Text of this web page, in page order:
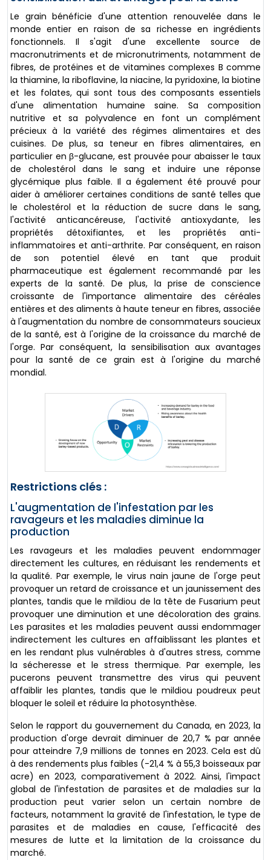
Le grain bénéficie d'une attention renouvelée dans le
monde entier en raison de sa richesse en ingrédients
fonctionnels. Il s'agit d'une excellente source de
macronutriments et de micronutriments, notamment de
fibres, de protéines et de vitamines complexes B comme
la thiamine, la riboflavine, la niacine, la pyridoxine, la biotine
et les folates, qui sont tous des composants essentiels
d'une alimentation humaine saine. Sa composition
nutritive et sa polyvalence en font un complément
précieux à la variété des régimes alimentaires et des
cuisines. De plus, sa teneur en fibres alimentaires, en
particulier en β-glucane, est prouvée pour abaisser le taux
de cholestérol dans le sang et induire une réponse
glycémique plus faible. Il a également été prouvé pour
aider à améliorer certaines conditions de santé telles que
le cholestérol et la réduction de sucre dans le sang,
l'activité anticancéreuse, l'activité antioxydante, les
propriétés détoxifiantes, et les propriétés anti-
inflammatoires et anti-arthrite. Par conséquent, en raison
de son potentiel élevé en tant que produit
pharmaceutique est également recommandé par les
experts de la santé. De plus, la prise de conscience
croissante de l'importance alimentaire des céréales
entières et des aliments à haute teneur en fibres, associée
à l'augmentation du nombre de consommateurs soucieux
de la santé, est à l'origine de la croissance du marché de
l'orge. Par conséquent, la sensibilisation aux avantages
pour la santé de ce grain est à l'origine du marché
mondial.
Restrictions clés :
L'augmentation de l'infestation par les
ravageurs et les maladies diminue la
production
Les ravageurs et les maladies peuvent endommager
directement les cultures, en réduisant les rendements et
la qualité. Par exemple, le virus nain jaune de l'orge peut
provoquer un retard de croissance et un jaunissement des
plantes, tandis que le mildiou de la tête de Fusarium peut
provoquer une diminution et une décoloration des grains.
Les parasites et les maladies peuvent aussi endommager
indirectement les cultures en affaiblissant les plantes et
en les rendant plus vulnérables à d'autres stress, comme
la sécheresse et le stress thermique. Par exemple, les
pucerons peuvent transmettre des virus qui peuvent
affaiblir les plantes, tandis que le mildiou poudreux peut
bloquer le soleil et réduire la photosynthèse.
Selon le rapport du gouvernement du Canada, en 2023, la
production d'orge devrait diminuer de 20,7 % par année
pour atteindre 7,9 millions de tonnes en 2023. Cela est dû
à des rendements plus faibles (-21,4 % à 55,3 boisseaux par
acre) en 2023, comparativement à 2022. Ainsi, l'impact
global de l'infestation de parasites et de maladies sur la
production peut varier selon un certain nombre de
facteurs, notamment la gravité de l'infestation, le type de
parasites et de maladies en cause, l'efficacité des
mesures de lutte et la limitation de la croissance du
marché.